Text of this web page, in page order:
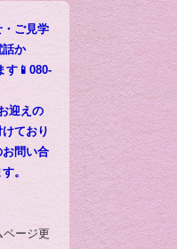
ご見学
か
す📱080-
迎えの
ており
問い合
。
ページ更